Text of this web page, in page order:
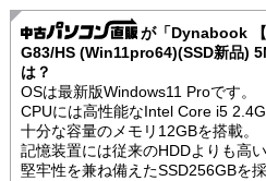
が「Dynabook
G83/HS (Win11pro64)(SSD新品)
は？
OSは最新版Windows11 Proです。
CPUには高性能なIntel Core i5
十分な容量のメモリ12GBを搭載。
記憶装置には従来のHDDよりも高
堅牢性を兼ね備えたSSD256GBを採